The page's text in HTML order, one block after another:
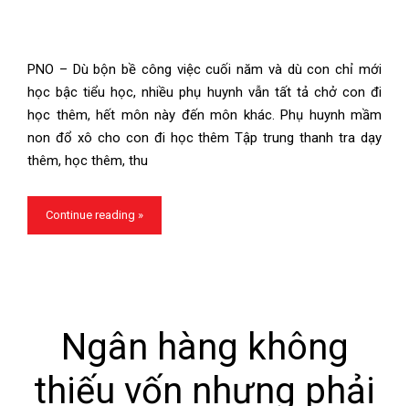
PNO – Dù bộn bề công việc cuối năm và dù con chỉ mới
học bậc tiểu học, nhiều phụ huynh vẫn tất tả chở con đi
học thêm, hết môn này đến môn khác. Phụ huynh mầm
non đổ xô cho con đi học thêm Tập trung thanh tra dạy
thêm, học thêm, thu
Continue reading »
Ngân hàng không
thiếu vốn nhưng phải